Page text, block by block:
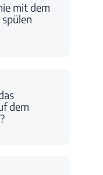
mit dem
dem